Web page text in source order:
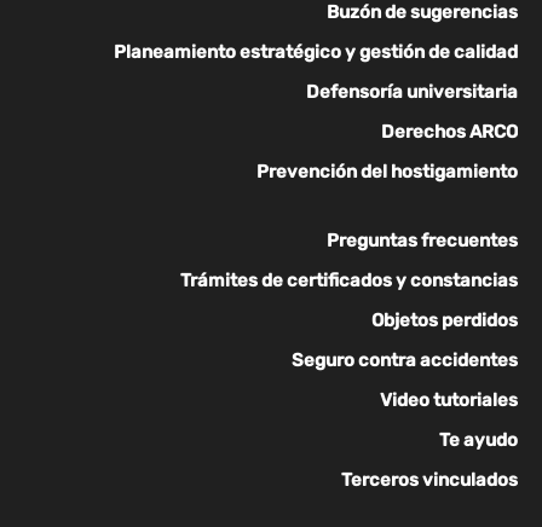
Buzón de sugerencias
Planeamiento estratégico y gestión de calidad
Defensoría universitaria
Derechos ARCO
Prevención del hostigamiento
Preguntas frecuentes
Trámites de certificados y constancias
Objetos perdidos
Seguro contra accidentes
Video tutoriales
Te ayudo
Terceros vinculados